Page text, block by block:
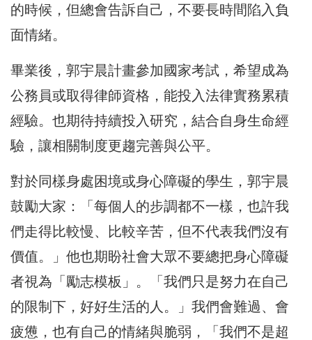
的時候，但總會告訴自己，不要長時間陷入負
面情緒。
畢業後，郭宇晨計畫參加國家考試，希望成為
公務員或取得律師資格，能投入法律實務累積
經驗。也期待持續投入研究，結合自身生命經
驗，讓相關制度更趨完善與公平。
對於同樣身處困境或身心障礙的學生，郭宇晨
鼓勵大家：「每個人的步調都不一樣，也許我
們走得比較慢、比較辛苦，但不代表我們沒有
價值。」他也期盼社會大眾不要總把身心障礙
者視為「勵志模板」。「我們只是努力在自己
的限制下，好好生活的人。」我們會難過、會
疲憊，也有自己的情緒與脆弱，「我們不是超